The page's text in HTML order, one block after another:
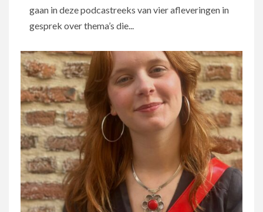
gaan in deze podcastreeks van vier afleveringen in
gesprek over thema’s die...